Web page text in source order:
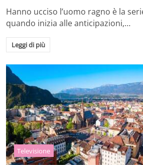
Hanno ucciso l’uomo ragno è la
quando inizia alle anticipazioni,…
Leggi di più
Televisione